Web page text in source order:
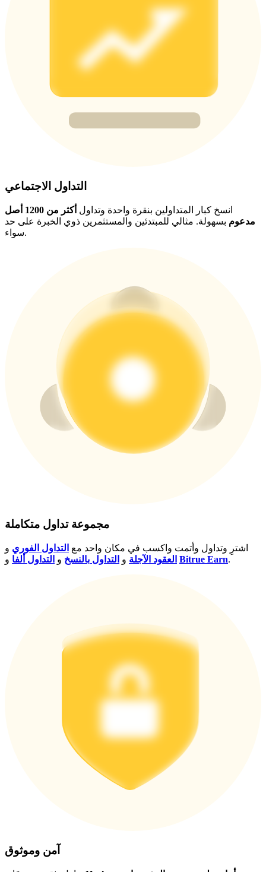
BTC Welcome Rewards
Deposit & Trade BTC to Share 25000 USDT prize pool!
Share 500000 CASHCAT prize pool
Precious Metals Trading Carnival
Trade Gold & Silver · 33,333 USDT Bonus
USDT New User Exclusive 10% APR
USDT Flexible Staking | Daily Rewards
BTC New User Exclusive: 6.5% APR
تسجيل الدخول
التداول الاجتماعي
انسخ كبار المتداولين بنقرة واحدة وتداول
أكثر من 1200 أصل
مدعوم بسهولة. مثالي للمبتدئين والمستثمرين ذوي الخبرة على حد
سواء.
مجموعة تداول متكاملة
اشترِ وتداول وأتمت واكسب في مكان واحد مع التداول الفوري و
العقود الآجلة و التداول بالنسخ و التداول ألفا Bitrue Earn.
آمن وموثوق